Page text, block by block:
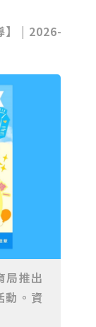
量增24%周
計9月前完成
角達全年最
出餐飲經營與
方低空上演天
亞急性腦出
瓦魯建置首
比1擊敗塞內
與免費劇場搶
盼各界正視
化台帛水產與
科即時診治化
場 結合永續
翻新清水五
攜手「送藥機
園全新戲水區
浸式角色扮
電
遊新亮點
】 | 2026-
局推出
動。資